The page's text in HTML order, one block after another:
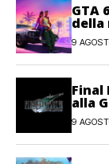
GTA
della
9
Final
alla
9